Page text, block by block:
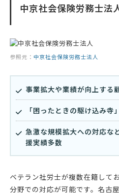
中京社会保険労務士法
参照元： 中京社会保険労務士法人
事業拡大や業績が向上する
「困ったときの駆け込み
急激な規模拡大への対応な
援実績多数
ベテラン社労士が複数在籍して
分野での対応が可能です。名古